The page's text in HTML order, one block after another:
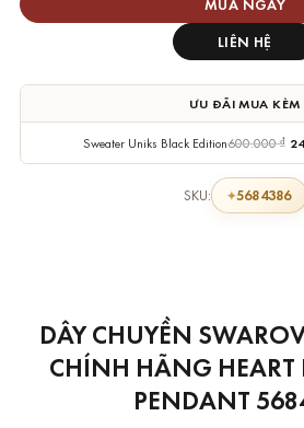
LIÊN HỆ
ƯU ĐÃI MUA KÈM
Sweater Uniks Black Edition600.000₫
SKU: 5684386
DÂY CHUYỀN
CHÍNH HÃNG HEART
PENDANT